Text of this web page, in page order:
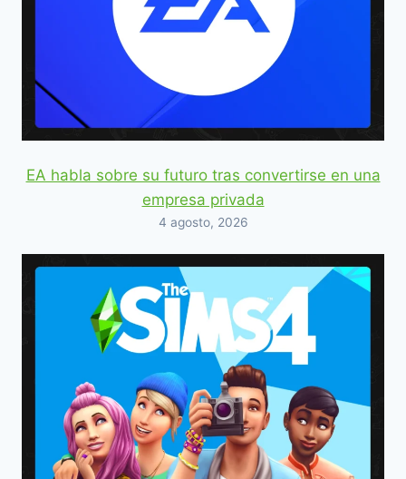
EA habla sobre su futuro tras convertirse en una
empresa privada
4 agosto, 2026